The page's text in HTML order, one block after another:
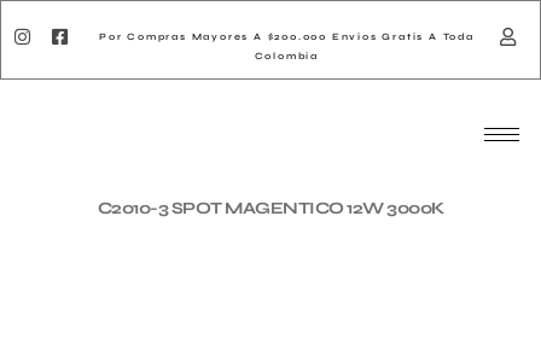
Por Compras Mayores A $200.000 Envios Gratis A Toda
Colombia
C2010-3 SPOT MAGENTICO 12W 3000K